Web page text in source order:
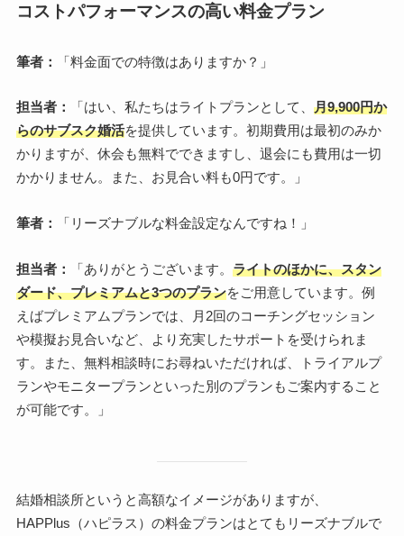
コストパフォーマンスの高い料金プラン
筆者： 「料金面での特徴はありますか？」
担当者： 「はい、私たちはライトプランとして、 月9,900円か
らのサブスク婚活を提供しています。初期費用は最初のみか
かりますが、休会も無料でできますし、退会にも費用は一切
かかりません。また、お見合い料も0円です。」
筆者： 「リーズナブルな料金設定なんですね！」
担当者： 「ありがとうございます。 ライトのほかに、スタン
ダード、プレミアムと3つのプランをご用意しています。例
えばプレミアムプランでは、月2回のコーチングセッション
や模擬お見合いなど、より充実したサポートを受けられま
す。また、無料相談時にお尋ねいただければ、トライアルプ
ランやモニタープランといった別のプランもご案内すること
が可能です。」
結婚相談所というと高額なイメージがありますが、
HAPPlus（ハピラス）の料金プランはとてもリーズナブルで